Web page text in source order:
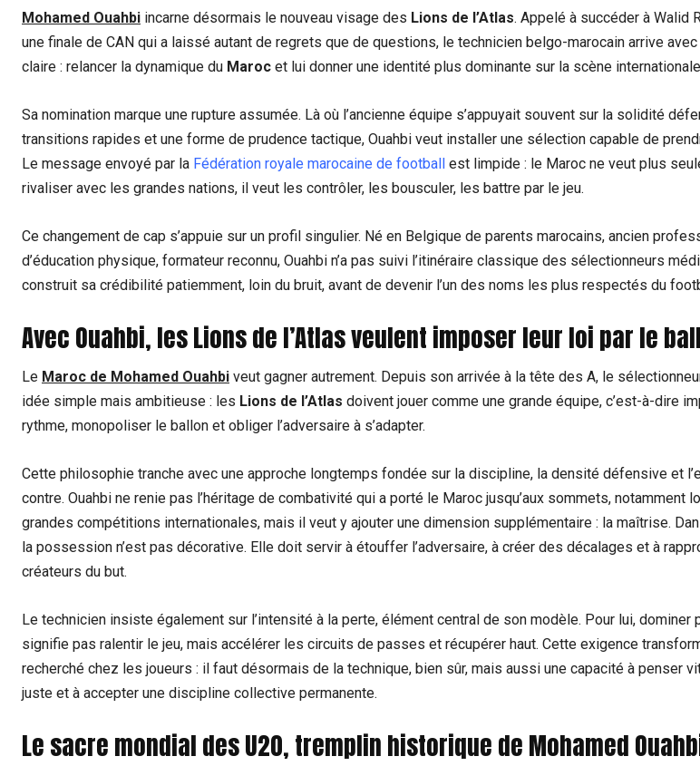
Mohamed Ouahbi incarne désormais le nouveau visage des Lions de l’Atlas. Appelé à succéder à Walid
une finale de CAN qui a laissé autant de regrets que de questions, le technicien belgo-marocain arrive
claire : relancer la dynamique du Maroc et lui donner une identité plus dominante sur la scène
Sa nomination marque une rupture assumée. Là où l’ancienne équipe s’appuyait souvent sur la solidité
transitions rapides et une forme de prudence tactique, Ouahbi veut installer une sélection capable de
Le message envoyé par la Fédération royale marocaine de football
est limpide : le Maroc ne veut plus
rivaliser avec les grandes nations, il veut les contrôler, les bousculer, les battre par le jeu.
Ce changement de cap s’appuie sur un profil singulier. Né en Belgique de parents marocains, ancien
d’éducation physique, formateur reconnu, Ouahbi n’a pas suivi l’itinéraire classique des sélectionneurs
construit sa crédibilité patiemment, loin du bruit, avant de devenir l’un des noms les plus respectés du
Avec Ouahbi, les Lions de l’Atlas veulent imposer leur loi par le
Le Maroc de Mohamed Ouahbi veut gagner autrement. Depuis son arrivée à la tête des A, le
idée simple mais ambitieuse : les Lions de l’Atlas doivent jouer comme une grande équipe, c’est-à-dire
rythme, monopoliser le ballon et obliger l’adversaire à s’adapter.
Cette philosophie tranche avec une approche longtemps fondée sur la discipline, la densité défensive et
contre. Ouahbi ne renie pas l’héritage de combativité qui a porté le Maroc jusqu’aux sommets, notamment
grandes compétitions internationales, mais il veut y ajouter une dimension supplémentaire : la maîtrise.
la possession n’est pas décorative. Elle doit servir à étouffer l’adversaire, à créer des décalages et à
créateurs du but.
Le technicien insiste également sur l’intensité à la perte, élément central de son modèle. Pour lui, dominer
signifie pas ralentir le jeu, mais accélérer les circuits de passes et récupérer haut. Cette exigence
recherché chez les joueurs : il faut désormais de la technique, bien sûr, mais aussi une capacité à penser
juste et à accepter une discipline collective permanente.
Le sacre mondial des U20, tremplin historique de Mohamed